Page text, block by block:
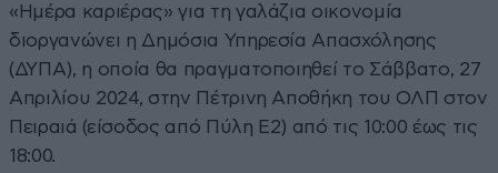
«Ημέρα καριέρας» για τη γαλάζια οικονομία
διοργανώνει η Δημόσια Υπηρεσία Απασχόλησης
(ΔΥΠΑ), η οποία θα πραγματοποιηθεί το Σάββατο, 27
Απριλίου 2024, στην Πέτρινη Αποθήκη του ΟΛΠ στον
Πειραιά (είσοδος από Πύλη Ε2) από τις 10:00 έως τις
18:00.